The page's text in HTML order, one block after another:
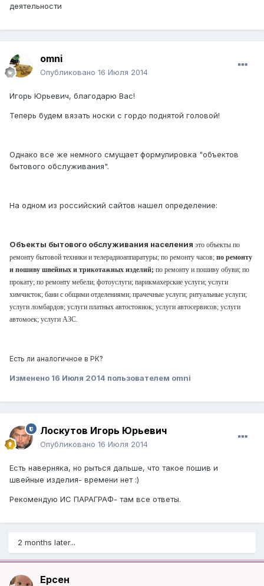
деятельности
omni
Опубликовано 16 Июля 2014
Игорь Юрьевич, благодарю Вас!
Теперь будем вязать носки с гордо поднятой головой!
Однако все же немного смущает формулировка "объектов
бытового обслуживания".
На одном из российский сайтов нашел определение:
Объекты бытового обслуживания населения это объекты по
ремонту бытовой техники и телерадиоаппаратуры; по ремонту часов; по ремонту
и пошиву швейных и трикотажных изделий; по ремонту и пошиву обуви; по
прокату; по ремонту мебели; фотоуслуги; парикмахерские услуги; услуги
химчисток; бани с общими отделениями; прачечные услуги; ритуальные услуги;
услуги ломбардов; услуги платных автостоянок; услуги автосервисов; услуги
автомоек; услуги АЗС.
Есть ли аналогичное в РК?
Изменено 16 Июля 2014 пользователем omni
Лоскутов Игорь Юрьевич
Опубликовано 16 Июля 2014
Есть наверняка, но рыться дальше, что такое пошив и
швейные изделия- времени нет :)
Рекомендую ИС ПАРАГРАФ- там все ответы.
2 months later...
Ерсен